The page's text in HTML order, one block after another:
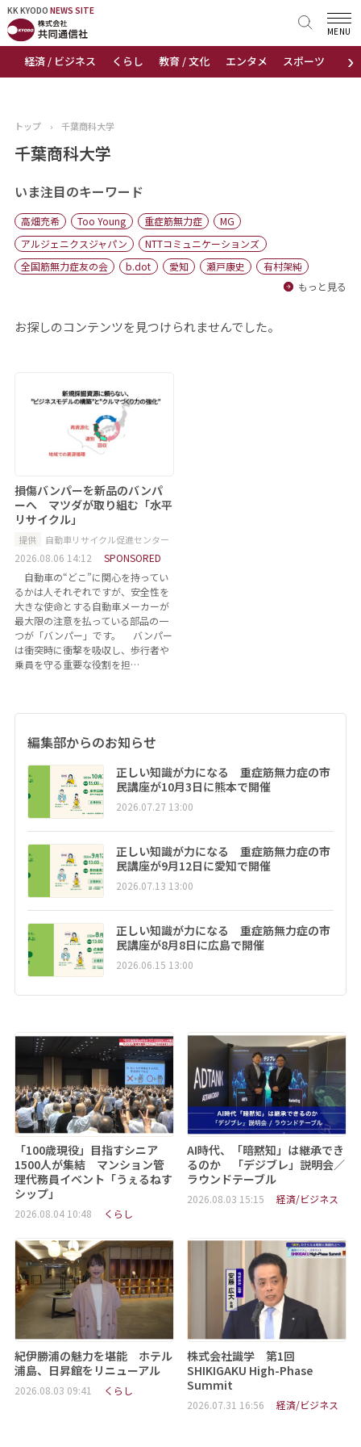
KK KYODO NEWS SITE
›
経済 / ビジネス くらし 教育 / 文化 エンタメ スポーツ 地域
MENU
KK KYODONEWS SITE
トップページ
ニュース
おすすめコンテンツ
出版物
会社概要
トップ › 千葉商科大学
千葉商科大学
いま注目のキーワード
高畑充希 Too Young 重症筋無力症
MG
アルジェニクスジャパン
NTTコミュニケーションズ
全国筋無力症友の会
b.dot 愛知 瀬戸康史
有村架純
もっと見る
お探しのコンテンツを見つけられませんでした。
損傷バンパーを新品のバンパ
ーへ マツダが取り組む「水平
リサイクル」
提供 自動車リサイクル促進センター
2026.08.06 14:12
SPONSORED
自動車の“どこ”に関心を持ってい
るかは人それぞれですが、安全性を
大きな使命とする自動車メーカーが
最大限の注意を払っている部品の一
つが「バンパー」です。 バンパー
は衝突時に衝撃を吸収し、歩行者や
乗員を守る重要な役割を担…
編集部からのお知らせ
正しい知識が力になる 重症筋無力症の市
民講座が10月3日に熊本で開催
2026.07.27 13:00
正しい知識が力になる 重症筋無力症の市
民講座が9月12日に愛知で開催
2026.07.13 13:00
正しい知識が力になる 重症筋無力症の市
民講座が8月8日に広島で開催
2026.06.15 13:00
「100歳現役」目指すシニア
1500人が集結 マンション管
理代務員イベント「うぇるねす
シップ」
2026.08.04 10:48 くらし
AI時代、「暗黙知」は継承でき
るのか 「デジブレ」説明会／
ラウンドテーブル
2026.08.03 15:15 経済/ビジネス
紀伊勝浦の魅力を堪能 ホテル
浦島、日昇館をリニューアル
2026.08.03 09:41 くらし
株式会社識学 第1回
SHIKIGAKU High-Phase
Summit
2026.07.31 16:56 経済/ビジネス